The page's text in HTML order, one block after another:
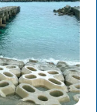
で、島の滞
でしょう。
す。
囲まれてお
が漂ってい
15〜25分。